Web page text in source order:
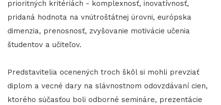
prioritných kritériách - komplexnosť, inovatívnosť,
pridaná hodnota na vnútroštátnej úrovni, európska
dimenzia, prenosnosť, zvyšovanie motivácie učenia
študentov a učiteľov.
Predstavitelia ocenených troch škôl si mohli prevziať
diplom a vecné dary na slávnostnom odovzdávaní cien,
ktorého súčasťou boli odborné semináre, prezentácie